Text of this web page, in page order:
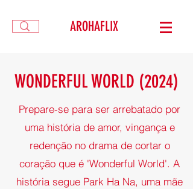
AROHAFLIX
WONDERFUL WORLD (2024)
Prepare-se para ser arrebatado por
uma história de amor, vingança e
redenção no drama de cortar o
coração que é 'Wonderful World'. A
história segue Park Ha Na, uma mãe